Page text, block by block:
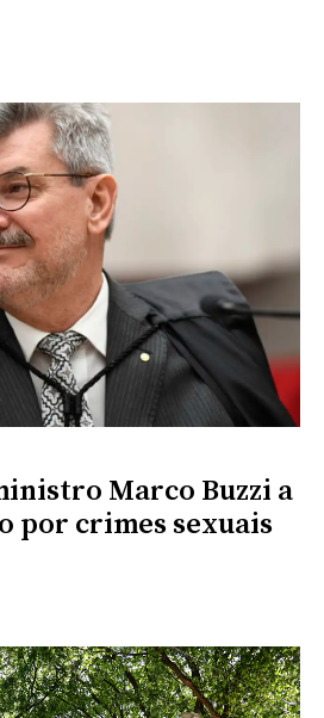
Marco Buzzi a
por crimes sexuais